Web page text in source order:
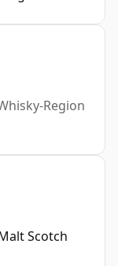
Region
Scotch